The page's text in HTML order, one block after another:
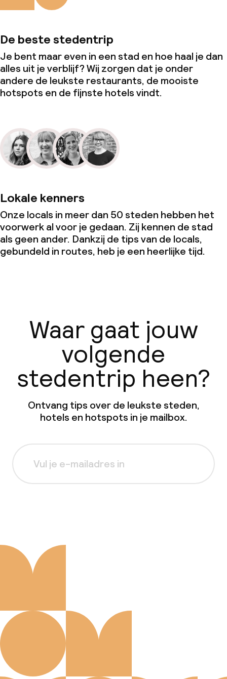
De beste stedentrip
Je bent maar even in een stad en hoe haal je dan
alles uit je verblijf? Wij zorgen dat je onder
andere de leukste restaurants, de mooiste
hotspots en de fijnste hotels vindt.
Lokale kenners
Onze locals in meer dan 50 steden hebben het
voorwerk al voor je gedaan. Zij kennen de stad
als geen ander. Dankzij de tips van de locals,
gebundeld in routes, heb je een heerlijke tijd.
Waar gaat jouw
volgende
stedentrip heen?
Ontvang tips over de leukste steden,
hotels en hotspots in je mailbox.